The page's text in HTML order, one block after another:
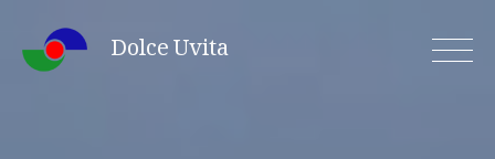
content
Dolce Uvita